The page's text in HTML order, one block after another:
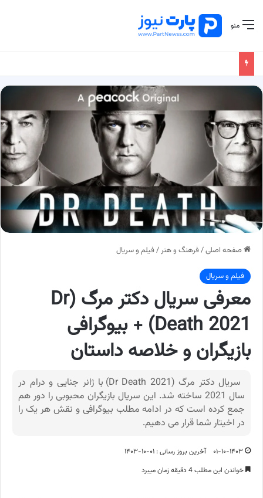
منو
صفحه اصلی/فرهنگ و هنر/فیلم و سریال
فیلم و سریال
معرفی سریال دکتر مرگ (Dr
Death 2021) + بیوگرافی
بازیگران و خلاصه داستان
سریال دکتر مرگ (Dr Death 2021) با ژانر جنایی و درام در
سال 2021 ساخته شد. این سریال بازیگران محبوبی را دور هم
جمع کرده است که در ادامه مطلب بیوگرافی و نقش هر یک را
در اخیتار شما قرار می دهیم.
۰۱-۱۰-۱۴۰۳
آخرین بروز رسانی : ۰۱-۱۰-۱۴۰۳
خواندن این مطلب 4 دقیقه زمان میبرد